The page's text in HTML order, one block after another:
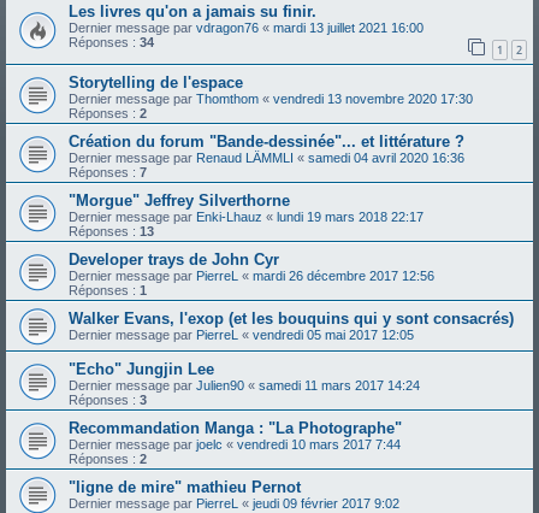
Les livres qu'on a jamais su finir.
Dernier message par vdragon76 « mardi 13 juillet 2021 16:00
Réponses : 34 1 2
Storytelling de l'espace
Dernier message par Thomthom « vendredi 13 novembre 2020 17:30
Réponses : 2
Création du forum "Bande-dessinée"... et littérature ?
Dernier message par Renaud LÄMMLI « samedi 04 avril 2020 16:36
Réponses : 7
"Morgue" Jeffrey Silverthorne
Dernier message par Enki-Lhauz « lundi 19 mars 2018 22:17
Réponses : 13
Developer trays de John Cyr
Dernier message par PierreL « mardi 26 décembre 2017 12:56
Réponses : 1
Walker Evans, l'exop (et les bouquins qui y sont consacrés)
Dernier message par PierreL « vendredi 05 mai 2017 12:05
"Echo" Jungjin Lee
Dernier message par Julien90 « samedi 11 mars 2017 14:24
Réponses : 3
Recommandation Manga : "La Photographe"
Dernier message par joelc « vendredi 10 mars 2017 7:44
Réponses : 2
"ligne de mire" mathieu Pernot
Dernier message par PierreL « jeudi 09 février 2017 9:02